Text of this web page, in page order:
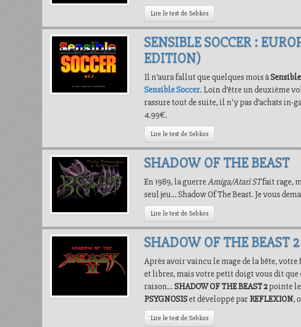
Lire le test de Sebkos
SENSIBLE SOCCER :
EDITION)
Il n’aura fallut que quelques mois à
Sensible Soccer. Loin d’être un deuxième
rassure tout de suite, il n’y pas d’achats in-
4.99€.
Lire le test de Sebkos
SHADOW OF THE BEAST
En 1989, la guerreAmiga/Atari STfait rage,
seul jeu… Shadow Of The Beast. Je vous
Lire le test de Sebkos
SHADOW OF THE BEAST 2
Après avoir vaincu le mage de la bête,
et libres, mais votre petit doigt vous dit que
raison…SHADOW OF THE BEAST 2pointe le
PSYGNOSISet développé parREFLEXION,
Lire le test de Sebkos